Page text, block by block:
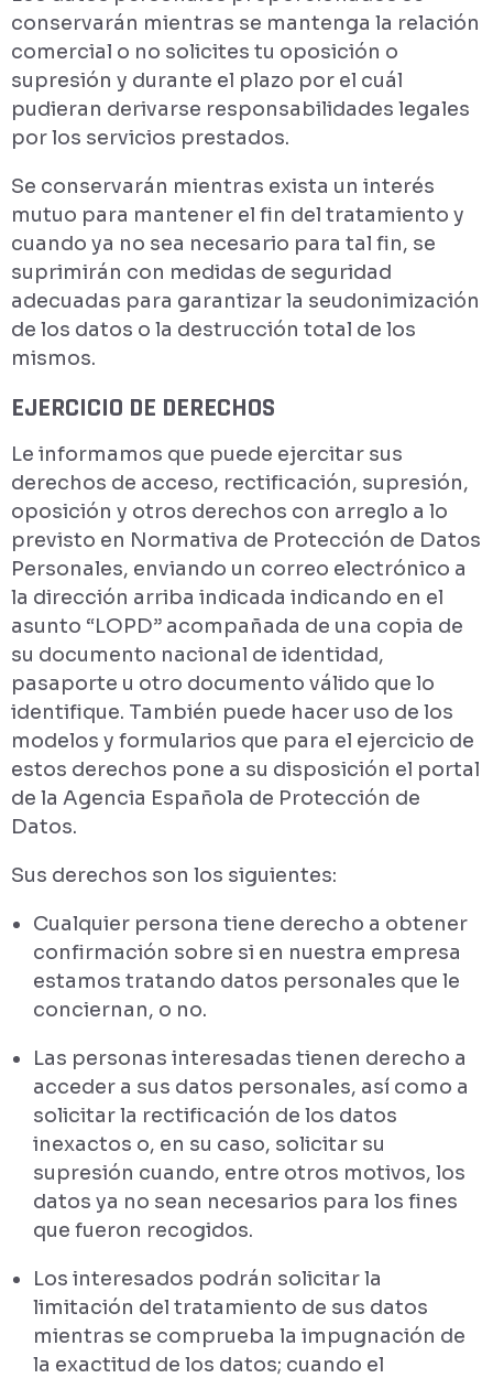
conservarán mientras se mantenga la relación
comercial o no solicites tu oposición o
supresión y durante el plazo por el cuál
pudieran derivarse responsabilidades legales
por los servicios prestados.
Se conservarán mientras exista un interés
mutuo para mantener el fin del tratamiento y
cuando ya no sea necesario para tal fin, se
suprimirán con medidas de seguridad
adecuadas para garantizar la seudonimización
de los datos o la destrucción total de los
mismos.
EJERCICIO DE DERECHOS
Le informamos que puede ejercitar sus
derechos de acceso, rectificación, supresión,
oposición y otros derechos con arreglo a lo
previsto en Normativa de Protección de Datos
Personales, enviando un correo electrónico a
la dirección arriba indicada indicando en el
asunto “LOPD” acompañada de una copia de
su documento nacional de identidad,
pasaporte u otro documento válido que lo
identifique. También puede hacer uso de los
modelos y formularios que para el ejercicio de
estos derechos pone a su disposición el portal
de la Agencia Española de Protección de
Datos.
Sus derechos son los siguientes:
Cualquier persona tiene derecho a obtener
confirmación sobre si en nuestra empresa
estamos tratando datos personales que le
conciernan, o no.
Las personas interesadas tienen derecho a
acceder a sus datos personales, así como a
solicitar la rectificación de los datos
inexactos o, en su caso, solicitar su
supresión cuando, entre otros motivos, los
datos ya no sean necesarios para los fines
que fueron recogidos.
Los interesados podrán solicitar la
limitación del tratamiento de sus datos
mientras se comprueba la impugnación de
la exactitud de los datos; cuando el